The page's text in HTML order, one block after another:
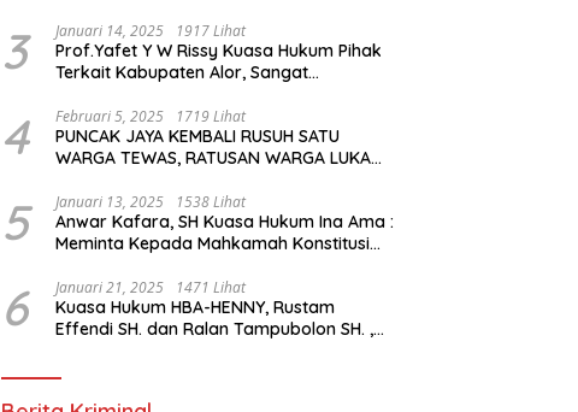
3 Januari 14, 2025 1917 Lihat
Prof.Yafet Y W Rissy Kuasa Hukum Pihak
Terkait Kabupaten Alor, Sangat
Keputusan yang Hikmat oleh Bapak
Imanuel dan Bapak Rey Mencabut
Gugatannya ke MK
4 Februari 5, 2025 1719 Lihat
PUNCAK JAYA KEMBALI RUSUH SATU
WARGA TEWAS, RATUSAN WARGA LUKA
TERBAKAR
5 Januari 13, 2025 1538 Lihat
Anwar Kafara, SH Kuasa Hukum Ina Ama :
Meminta Kepada Mahkamah Konstitusi
TPS Bermasalah
6 Januari 21, 2025 1471 Lihat
Kuasa Hukum HBA-HENNY, Rustam
Effendi SH. dan Ralan Tampubolon SH. ,
di MK9